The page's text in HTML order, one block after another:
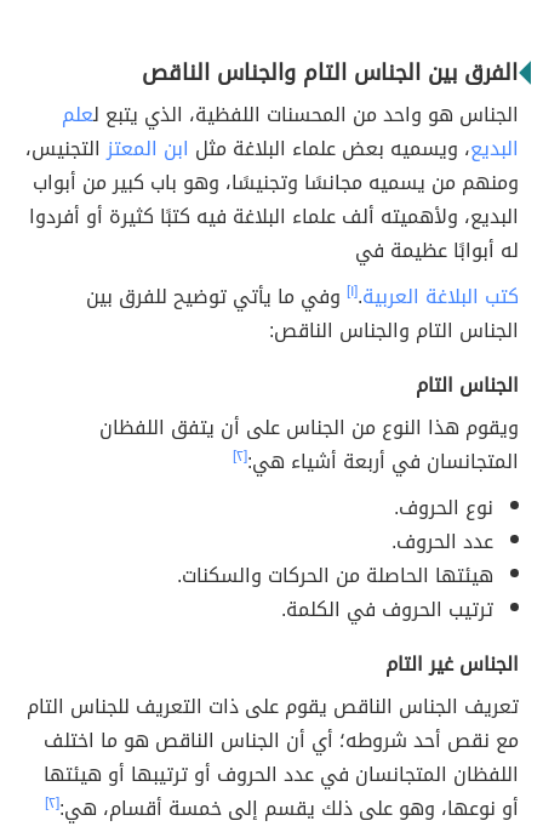
الفرق بين الجناس التام والجناس الناقص
الجناس هو واحد من المحسنات اللفظية، الذي يتبع لعلم
البديع، ويسميه بعض علماء البلاغة مثل ابن المعتزالتجنيس،
ومنهم من يسميه مجانسًا وتجنيسًا، وهو باب كبير من أبواب
البديع، ولأهميته ألف علماء البلاغة فيه كتبًا كثيرة أو أفردوا
له أبوابًا عظيمة في
كتب البلاغة العربية.[١] وفي ما يأتي توضيح للفرق بين
الجناس التام والجناس الناقص:
الجناس التام
ويقوم هذا النوع من الجناس على أن يتفق اللفظان
المتجانسان في أربعة أشياء هي:[٢]
نوع الحروف.
عدد الحروف.
هيئتها الحاصلة من الحركات والسكنات.
ترتيب الحروف في الكلمة.
الجناس غير التام
تعريف الجناس الناقص يقوم على ذات التعريف للجناس التام
مع نقص أحد شروطه؛ أي أن الجناس الناقص هو ما اختلف
اللفظان المتجانسان في عدد الحروف أو ترتيبها أو هيئتها
أو نوعها، وهو على ذلك يقسم إلى خمسة أقسام، هي:[٢]